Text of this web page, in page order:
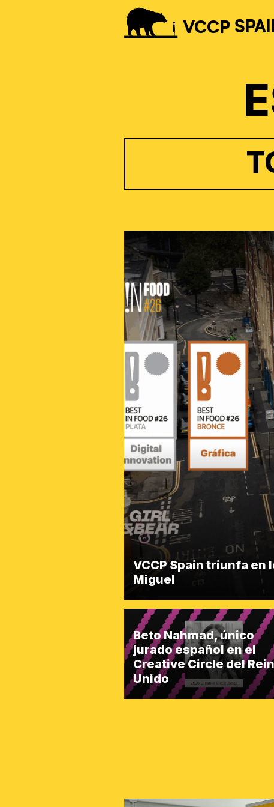
VCCP
VCCP Spain triunfa en
Miguel
Beto Nahmad, único
jurado español en el
Creative Circle del
Unido